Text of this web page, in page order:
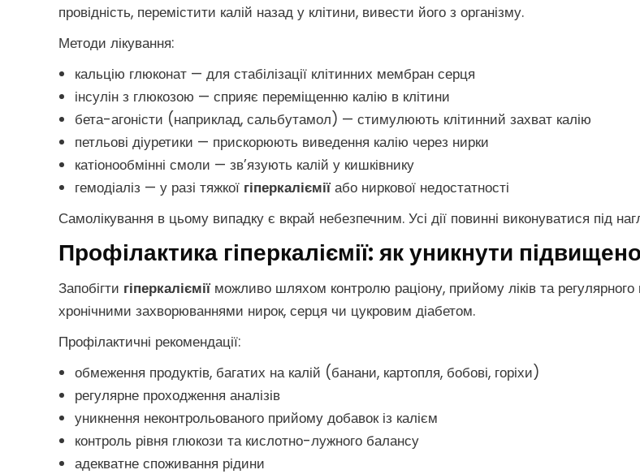
провідність, перемістити калій назад у клітини, вивести його з організму.
Методи лікування:
кальцію глюконат — для стабілізації клітинних мембран серця
інсулін з глюкозою — сприяє переміщенню калію в клітини
бета-агоністи (наприклад, сальбутамол) — стимулюють клітинний захват калію
петльові діуретики — прискорюють виведення калію через нирки
катіонообмінні смоли — зв’язують калій у кишківнику
гемодіаліз — у разі тяжкої гіперкаліємії або ниркової недостатності
Самолікування в цьому випадку є вкрай небезпечним. Усі дії повинні виконуватися під
Профілактика гіперкаліємії: як уникнути
Запобігти гіперкаліємії можливо шляхом контролю раціону, прийому ліків та
хронічними захворюваннями нирок, серця чи цукровим діабетом.
Профілактичні рекомендації:
обмеження продуктів, багатих на калій (банани, картопля, бобові, горіхи)
регулярне проходження аналізів
уникнення неконтрольованого прийому добавок із калієм
контроль рівня глюкози та кислотно-лужного балансу
адекватне споживання рідини